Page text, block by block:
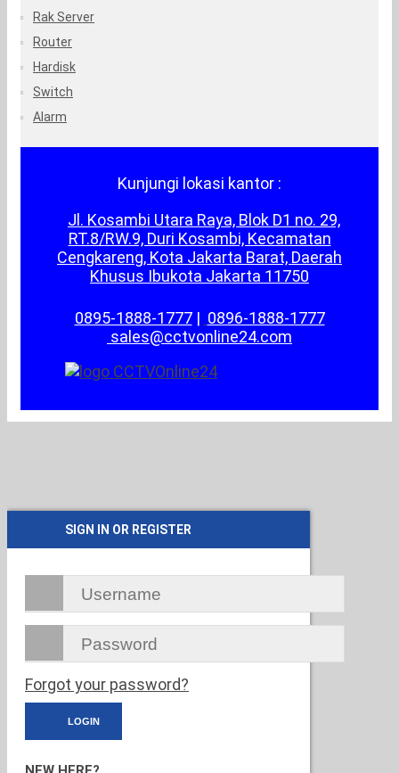
Rak Server
Router
Hardisk
Switch
Alarm
Kunjungi lokasi kantor :
Jl. Kosambi Utara Raya, Blok D1 no. 29,
RT.8/RW.9, Duri Kosambi, Kecamatan
Cengkareng, Kota Jakarta Barat, Daerah
Khusus Ibukota Jakarta 11750
0895-1888-1777| 0896-1888-1777
sales@cctvonline24.com
SIGN IN OR REGISTER
Forgot your password?